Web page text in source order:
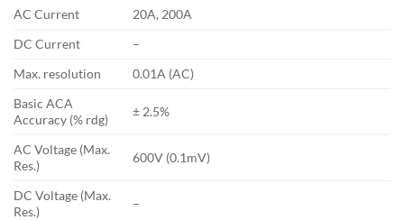
AC Current
20A, 200A
DC Current
–
Max. resolution
0.01A (AC)
Basic ACA
Accuracy (% rdg)
± 2.5%
AC Voltage (Max.
Res.)
600V (0.1mV)
DC Voltage (Max.
Res.)
–